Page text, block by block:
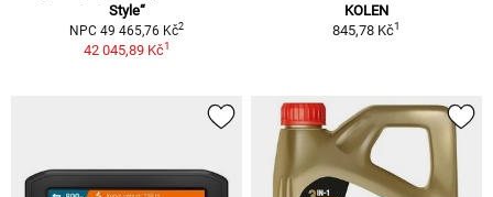
Style“
NPC 49 465,76 Kč2
42 045,89 Kč1
KOLEN
845,78 Kč1